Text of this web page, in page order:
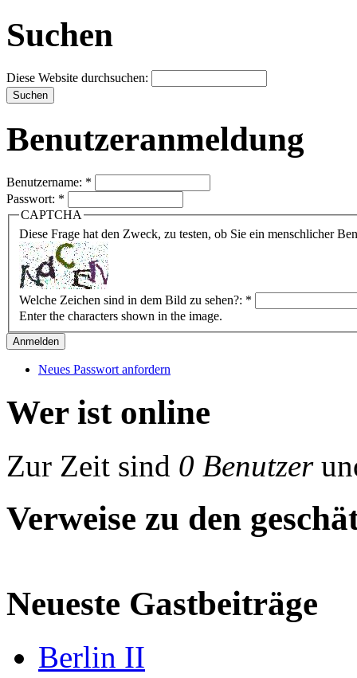
Suchen
Diese Website durchsuchen:
Benutzeranmeldung
Benutzername: *
Passwort: *
CAPTCHA
Diese Frage hat den Zweck, zu testen, ob Sie ein menschlicher
Welche Zeichen sind in dem Bild zu sehen?: *
Enter the characters shown in the image.
Neues Passwort anfordern
Wer ist online
Zur Zeit sind 0 Benutzer
Verweise zu den
Neueste Gastbeiträge
Berlin II